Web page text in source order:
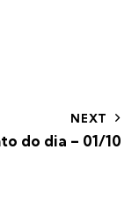
NEXT
do dia – 01/10